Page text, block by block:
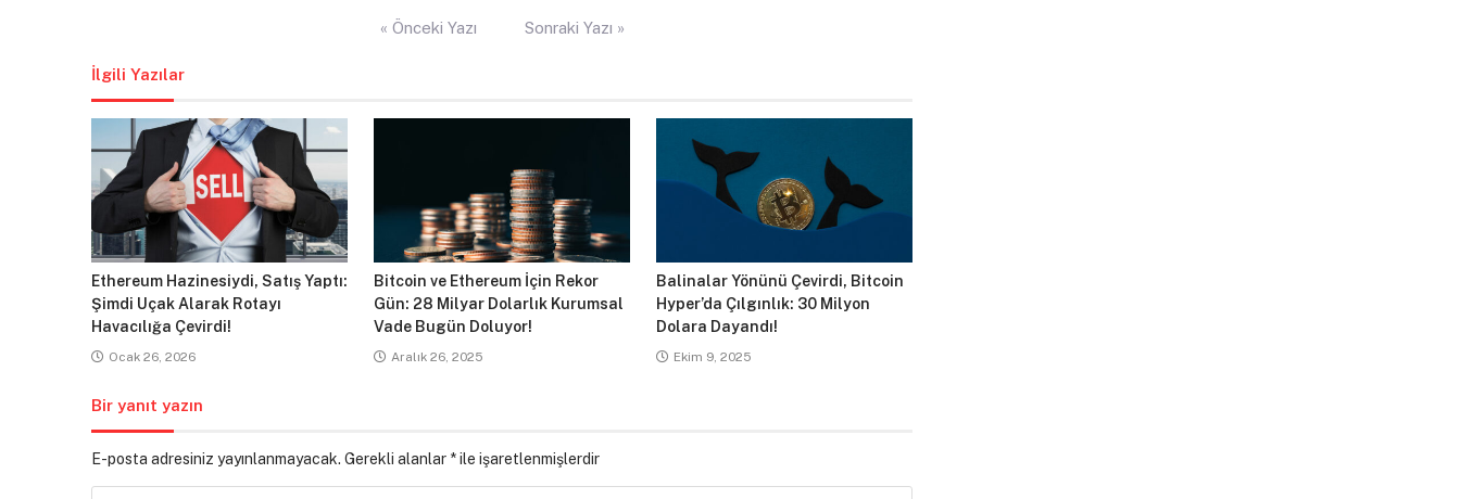
« Önceki Yazı Sonraki Yazı »
İlgili Yazılar
Ethereum Hazinesiydi, Satış Yaptı:
Şimdi Uçak Alarak Rotayı
Havacılığa Çevirdi!
Ocak 26, 2026
Bitcoin ve Ethereum İçin Rekor
Gün: 28 Milyar Dolarlık Kurumsal
Vade Bugün Doluyor!
Aralık 26, 2025
Balinalar Yönünü Çevirdi, Bitcoin
Hyper’da Çılgınlık: 30 Milyon
Dolara Dayandı!
Ekim 9, 2025
Bir yanıt yazın
E-posta adresiniz yayınlanmayacak. Gerekli alanlar *ile işaretlenmişlerdir